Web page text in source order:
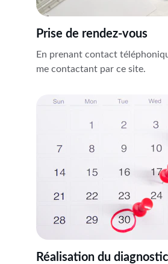
Prise de rendez-vous
En prenant contact
me contactant par ce site.
Réalisation du diagnostic